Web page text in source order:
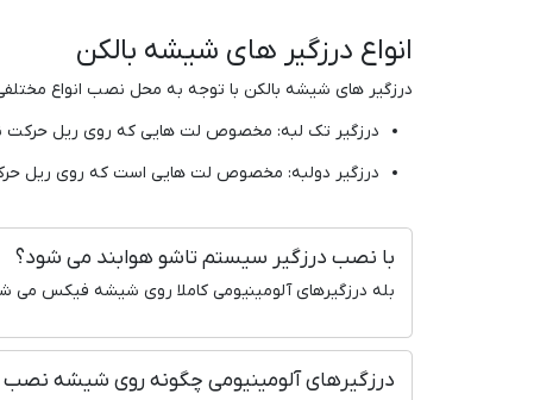
انواع درزگیر های شیشه بالکن
درزگیر های شیشه بالکن با توجه به محل نصب انواع
درزگیر تک لبه: مخصوص لت هایی که روی ریل حرکت نمی
درزگیر دولبه: مخصوص لت هایی است که روی ریل
با نصب درزگیر سیستم تاشو هوابند می شود؟
بله درزگیرهای آلومینیومی کاملا روی شیشه فیکس می
درزگیرهای آلومینیومی چگونه روی شیشه